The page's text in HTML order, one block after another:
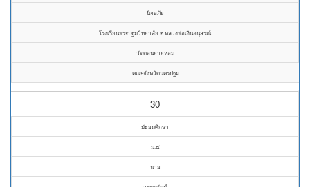
นิจอภัย
โรงเรียนพระปฐมวิทยาลัย ๒ หลวงพ่อเงินอนุสรณ์
วัดดอนยายหอม
คณะจังหวัดนครปฐม
30
มัธยมศึกษา
ม.๔
นาย